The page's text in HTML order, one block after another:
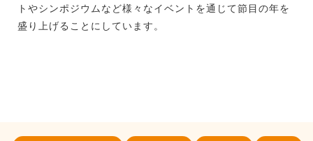
トやシンポジウムなど様々なイベントを通じて節目の年を
盛り上げることにしています。